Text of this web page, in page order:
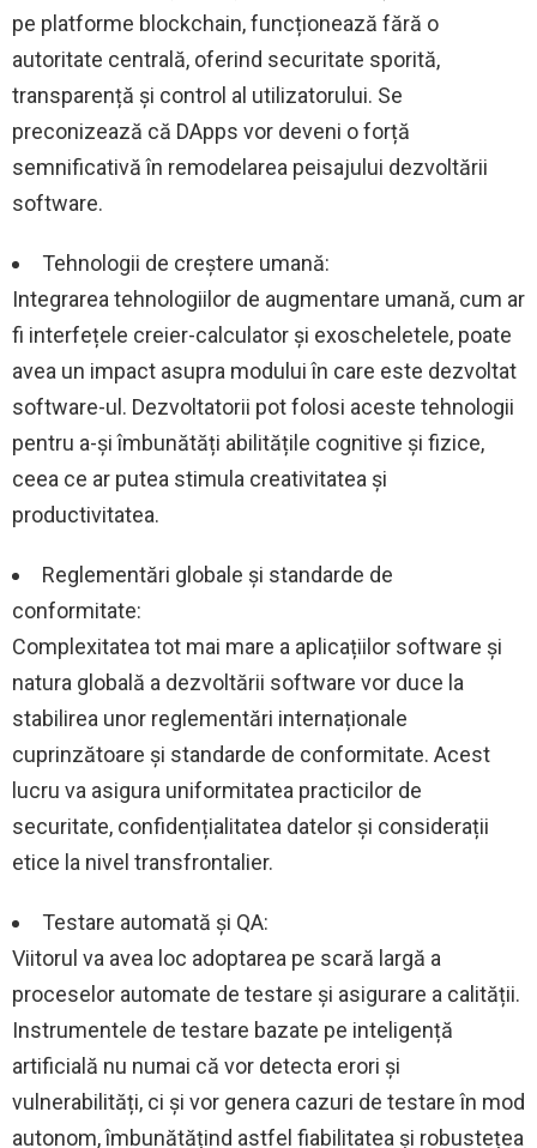
pe platforme blockchain, funcționează fără o
autoritate centrală, oferind securitate sporită,
transparență și control al utilizatorului. Se
preconizează că DApps vor deveni o forță
semnificativă în remodelarea peisajului dezvoltării
software.
Tehnologii de creștere umană:
Integrarea tehnologiilor de augmentare umană, cum ar
fi interfețele creier-calculator și exoscheletele, poate
avea un impact asupra modului în care este dezvoltat
software-ul. Dezvoltatorii pot folosi aceste tehnologii
pentru a-și îmbunătăți abilitățile cognitive și fizice,
ceea ce ar putea stimula creativitatea și
productivitatea.
Reglementări globale și standarde de
conformitate:
Complexitatea tot mai mare a aplicațiilor software și
natura globală a dezvoltării software vor duce la
stabilirea unor reglementări internaționale
cuprinzătoare și standarde de conformitate. Acest
lucru va asigura uniformitatea practicilor de
securitate, confidențialitatea datelor și considerații
etice la nivel transfrontalier.
Testare automată și QA:
Viitorul va avea loc adoptarea pe scară largă a
proceselor automate de testare și asigurare a calității.
Instrumentele de testare bazate pe inteligență
artificială nu numai că vor detecta erori și
vulnerabilități, ci și vor genera cazuri de testare în mod
autonom, îmbunătățind astfel fiabilitatea și robustețea